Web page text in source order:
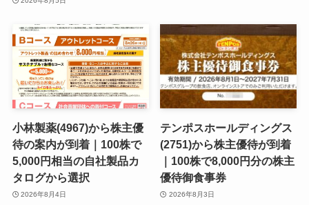
小林製薬(4967)から株主優
待の案内が到着｜100株で
5,000円相当の自社製品カ
タログから選択
2026年8月4日
テンポスホールディングス
(2751)から株主優待が到着
｜100株で8,000円分の株主
優待御食事券
2026年8月3日